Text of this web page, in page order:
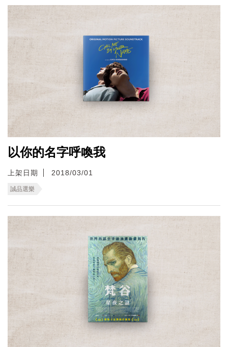
以你的名字呼喚我
上架日期 2018/03/01
誠品選樂